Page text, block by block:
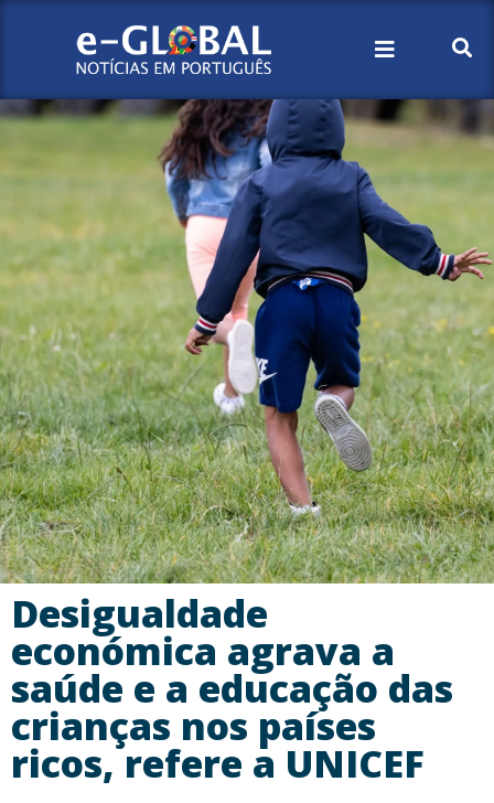
Desigualdade
económica agrava a
saúde e a educação das
crianças nos países
ricos, refere a UNICEF